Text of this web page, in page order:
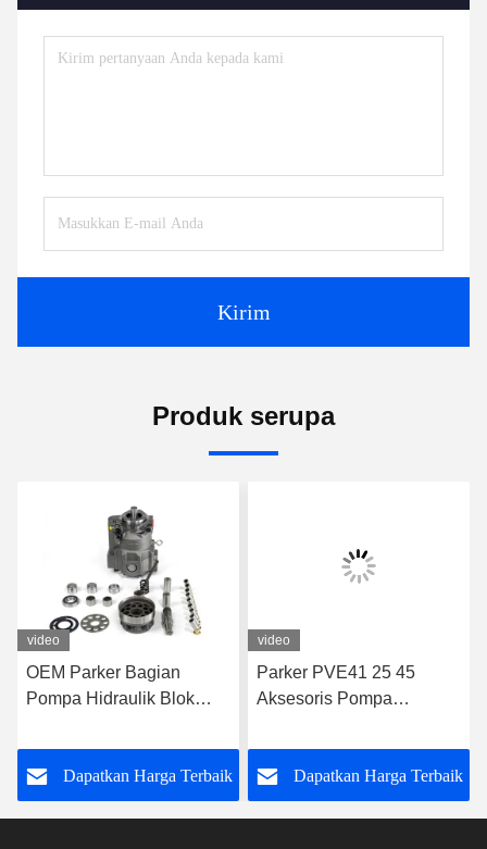
Kirim
Produk serupa
video
OEM Parker Bagian
Pompa Hidraulik Blok
65 33 38
Dapatkan Harga Terbaik
video
Parker PVE41 25 45
Aksesoris Pompa
Hidraulik
Dapatkan Harga Terbaik